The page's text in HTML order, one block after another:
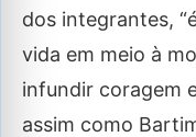
dos integrantes,
vida em meio à
infundir coragem
assim como